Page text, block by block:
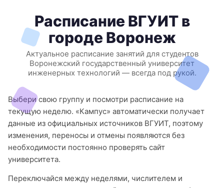
Расписание ВГУИТ в
городе Воронеж
Актуальное расписание занятий для студентов
Воронежский государственный университет
инженерных технологий — всегда под рукой.
Выбери свою группу и посмотри расписание на
текущую неделю. «Кампус» автоматически получает
данные из официальных источников ВГУИТ, поэтому
изменения, переносы и отмены появляются без
необходимости постоянно проверять сайт
университета.
Переключайся между неделями, числителем и